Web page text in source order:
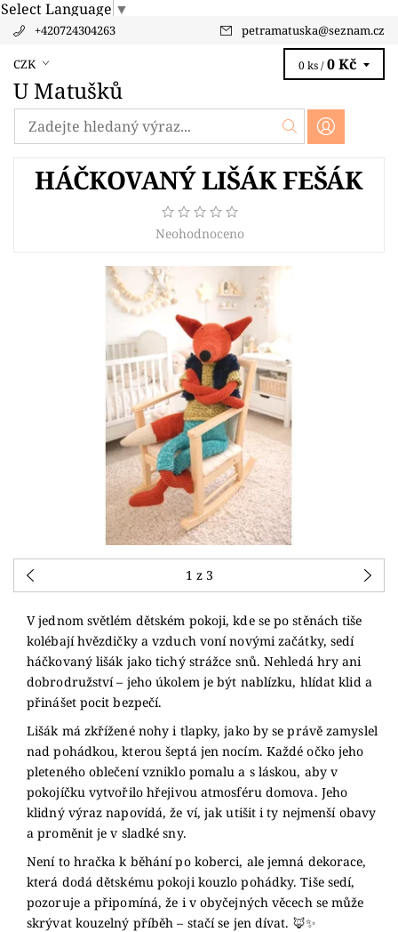
Select Language ▼
+420724304263 petramatuska@seznam.cz
CZK
U Matušků
0 ks / 0 Kč
HÁČKOVANÝ LIŠÁK FEŠÁK
Neohodnoceno
1 z 3
V jednom světlém dětském pokoji, kde se po stěnách tiše
kolébají hvězdičky a vzduch voní novými začátky, sedí
háčkovaný lišák jako tichý strážce snů. Nehledá hry ani
dobrodružství – jeho úkolem je být nablízku, hlídat klid a
přinášet pocit bezpečí.
Lišák má zkřížené nohy i tlapky, jako by se právě zamyslel
nad pohádkou, kterou šeptá jen nocím. Každé očko jeho
pleteného oblečení vzniklo pomalu a s láskou, aby v
pokojíčku vytvořilo hřejivou atmosféru domova. Jeho
klidný výraz napovídá, že ví, jak utišit i ty nejmenší obavy
a proměnit je v sladké sny.
Není to hračka k běhání po koberci, ale jemná dekorace,
která dodá dětskému pokoji kouzlo pohádky. Tiše sedí,
pozoruje a připomíná, že i v obyčejných věcech se může
skrývat kouzelný příběh – stačí se jen dívat. 🦊✨